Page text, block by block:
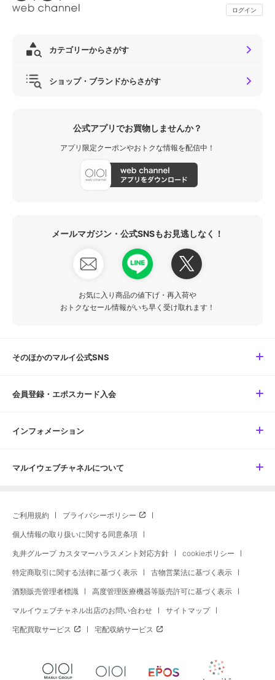
ログイン
カテゴリーからさがす
ショップ・ブランドからさがす
公式アプリでお買物しませんか？
アプリ限定クーポンやおトクな情報を配信中！
メールマガジン・公式SNSもお見逃しなく！
お気に入り商品の値下げ・再入荷や
おトクなセール情報がいち早く受け取れます！
そのほかのマルイ公式SNS
会員登録・エポスカード入会
インフォメーション
マルイウェブチャネルについて
ご利用規約 プライバシーポリシー
個人情報の取り扱いに関する同意条項
丸井グループ カスタマーハラスメント対応方針 cookieポリシー
特定商取引に関する法律に基づく表示 古物営業法に基づく表示
酒類販売管理者標識 高度管理医療機器等販売許可に基づく表示
マルイウェブチャネル出店のお問い合わせ サイトマップ
宅配買取サービス 宅配収納サービス